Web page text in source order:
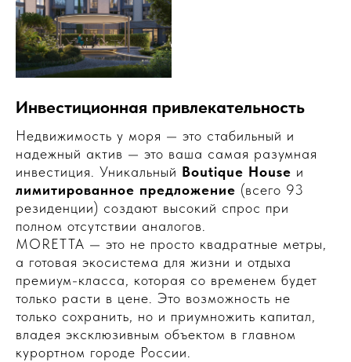
Инвестиционная привлекательность
Недвижимость у моря — это стабильный и
надежный актив — это ваша самая разумная
инвестиция. Уникальный Boutique House и
лимитированное предложение (всего 93
резиденции) создают высокий спрос при
полном отсутствии аналогов.
MORETTA — это не просто квадратные метры,
а готовая экосистема для жизни и отдыха
премиум-класса, которая со временем будет
только расти в цене. Это возможность не
только сохранить, но и приумножить капитал,
владея эксклюзивным объектом в главном
курортном городе России.